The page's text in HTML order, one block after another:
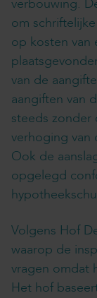
verbouwing.
om
op kosten van
van de
aangiften van
steeds zonder
verhoging van
Ook de
opgelegd
Volgens Hof
waarop de
vragen omdat
Het hof